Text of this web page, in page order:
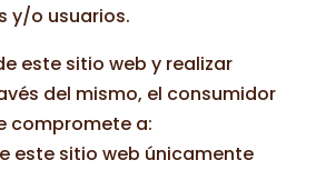
y/o usuarios.
este sitio web y realizar
del mismo, el consumidor
compromete a:
este sitio web únicamente